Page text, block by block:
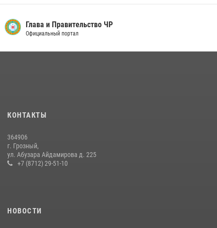
владельцев гражданского оружия об изменениях в
законодательстве
сослуживцев в зоне СВО
В Грозном Росгвардия обеспечила безопасность конно-спортивных
соревнований
Глава и Правительство ЧР
Официальный портал
КОНТАКТЫ
364906
г. Грозный,
ул. Абузара Айдамирова д. 225
+7 (8712) 29-51-10
НОВОСТИ